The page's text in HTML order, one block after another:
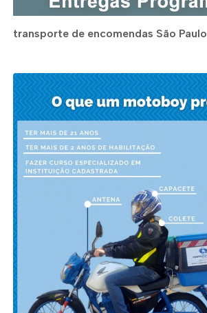
transporte de encomendas São Paulo